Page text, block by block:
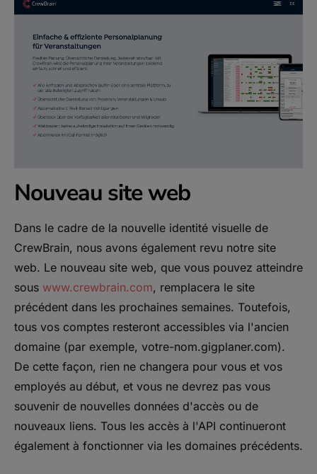
Nouveau site web
Dans le cadre de la nouvelle identité visuelle de
CrewBrain, nous avons également revu notre site
web. Le nouveau site web, que vous pouvez atteindre
sous www.crewbrain.com, remplacera le site
précédent dans les prochaines semaines. Toutefois,
tous vos comptes resteront accessibles via l'ancien
domaine (par exemple, votre-nom.gigplaner.com).
De cette façon, rien ne changera pour vous et vos
employés au début, et vous ne devrez pas vous
souvenir de nouvelles données d'accès ou de
nouveaux liens. Tous les accès à l'API continueront
également à fonctionner via les domaines précédents.